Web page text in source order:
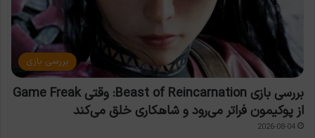
بررسی بازی
بررسی بازی Beast of Reincarnation: وقتی Game Freak
از پوکیمون فراتر می‌رود و شاهکاری خلق می‌کند
2026-08-04